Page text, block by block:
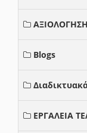
ΑΞΙΟΛΟΓΗΣΗ
Blogs
ΕΡΓΑΛΕΙΑ